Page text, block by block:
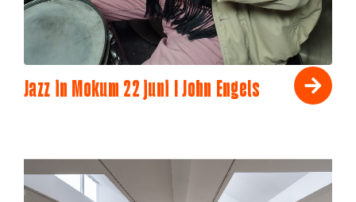
Jazz in Mokum 22 juni I John Engels